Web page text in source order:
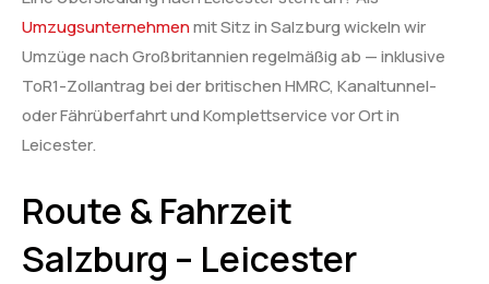
Umzugsunternehmenmit Sitz in Salzburg wickeln wir
Umzüge nach Großbritannien regelmäßig ab — inklusive
ToR1-Zollantrag bei der britischen HMRC, Kanaltunnel-
oder Fährüberfahrt und Komplettservice vor Ort in
Leicester.
Route & Fahrzeit
Salzburg – Leicester